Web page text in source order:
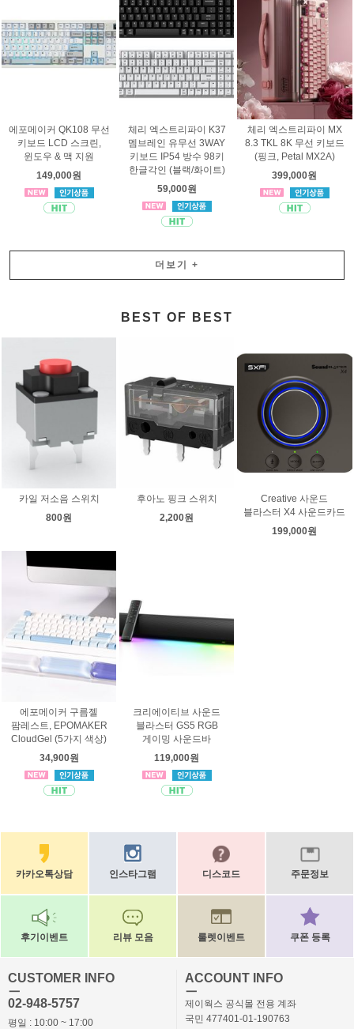
에포메이커 QK108 무선
키보드 LCD 스크린,
윈도우 & 맥 지원
149,000원
체리 엑스트리파이 K37
멤브레인 유무선 3WAY
키보드 IP54 방수 98키
한글각인 (블랙/화이트)
59,000원
체리 엑스트리파이 MX
8.3 TKL 8K 무선 키보드
(핑크, Petal MX2A)
399,000원
더보기 +
BEST OF BEST
카일 저소음 스위치
800원
후아노 핑크 스위치
2,200원
Creative 사운드
블라스터 X4 사운드카드
199,000원
에포메이커 구름젤
팜레스트, EPOMAKER
CloudGel (5가지 색상)
34,900원
크리에이티브 사운드
블라스터 GS5 RGB
게이밍 사운드바
119,000원
카카오톡상담 인스타그램 디스코드 주문정보
후기이벤트 리뷰 모음 룰렛이벤트 쿠폰 등록
CUSTOMER INFO
ㅡ
02-948-5757
평일 : 10:00 ~ 17:00
ACCOUNT INFO
ㅡ
제이웍스 공식몰 전용 계좌
국민 477401-01-190763